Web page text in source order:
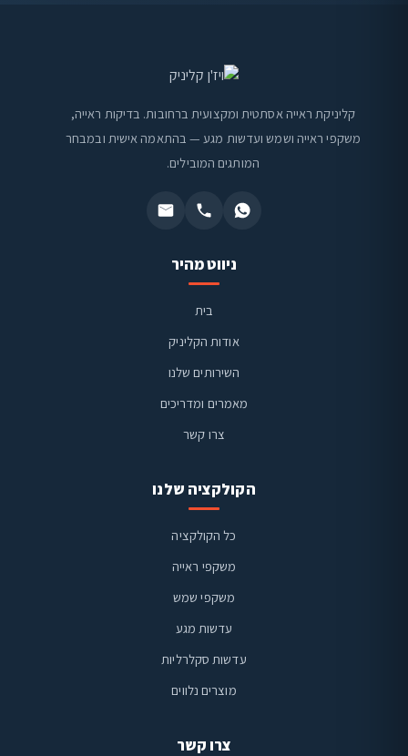
קליניקת ראייה אסתטית ומקצועית ברחובות. בדיקות ראייה,
משקפי ראייה ושמש ועדשות מגע — בהתאמה אישית ובמבחר
המותגים המובילים.
ניווט מהיר
בית
אודות הקליניק
השירותים שלנו
מאמרים ומדריכים
צרו קשר
הקולקציה שלנו
כל הקולקציה
משקפי ראייה
משקפי שמש
עדשות מגע
עדשות סקלרליות
מוצרים נלווים
צרו קשר